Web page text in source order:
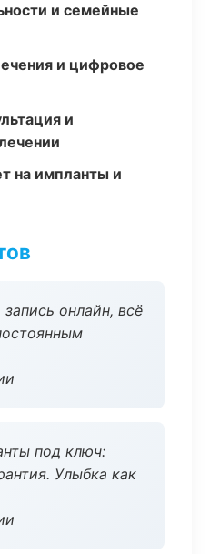
и семейные
и цифровое
и
на импланты и
онлайн, всё
под ключ:
Улыбка как